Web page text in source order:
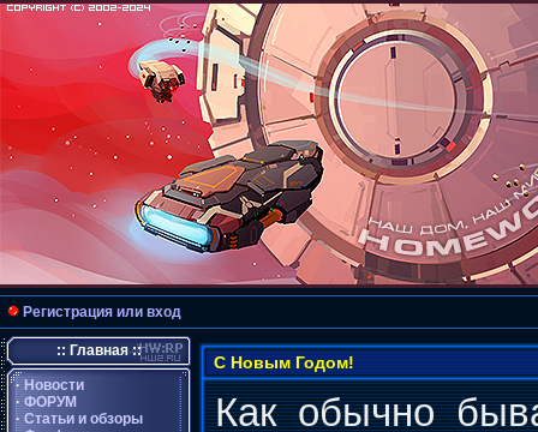
Регистрация или вход
:: Главная ::
· Новости
· ФОРУМ
· Статьи и обзоры
С Новым Годом!
Как обычно